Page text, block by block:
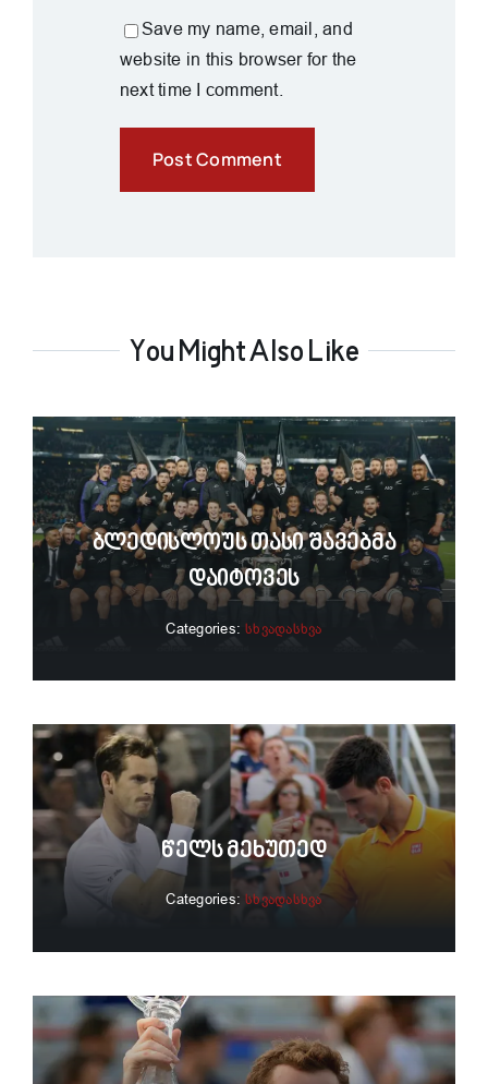
Save my name, email, and
website in this browser for the
next time I comment.
You Might Also Like
Ბლედისლოუს Თასი Შავებმა
Დაიტოვეს
Categories:სხვადასხვა
Წელს Მეხუთედ
Categories:სხვადასხვა